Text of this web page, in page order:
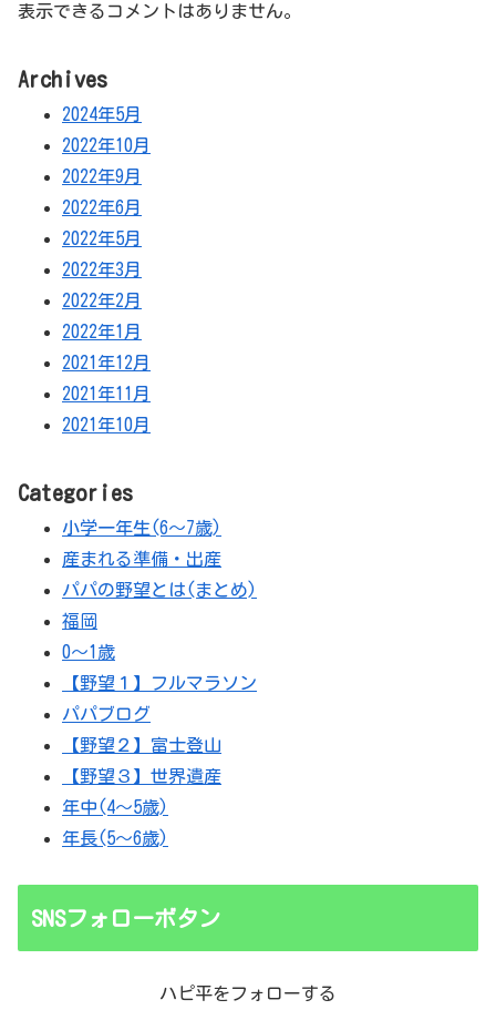
表示できるコメントはありません。
Archives
2024年5月
2022年10月
2022年9月
2022年6月
2022年5月
2022年3月
2022年2月
2022年1月
2021年12月
2021年11月
2021年10月
Categories
小学一年生(6～7歳)
産まれる準備・出産
パパの野望とは(まとめ)
福岡
0～1歳
【野望１】フルマラソン
パパブログ
【野望２】富士登山
【野望３】世界遺産
年中(4～5歳)
年長(5～6歳)
SNSフォローボタン
ハピ平をフォローする